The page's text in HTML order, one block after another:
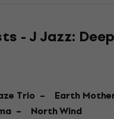
- J Jazz:
Trio –
Earth
–
North Wind